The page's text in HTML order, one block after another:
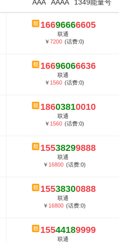
1349能量号
AAAA
AAA
16696666605
联通
￥7200 (话费:0)
16696066636
联通
￥ 1560 (话费:0)
18603810010
联通
￥ 1560 (话费:0)
15538299888
联通
￥ 16800 (话费:0)
15538300888
联通
￥ 16800 (话费:0)
15544189999
联通